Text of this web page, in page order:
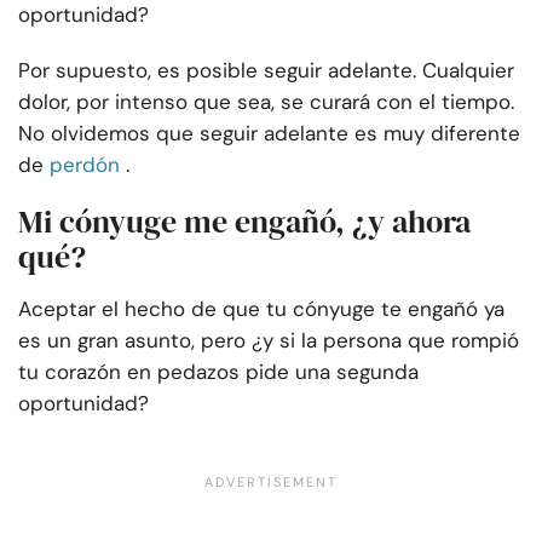
oportunidad?
Por supuesto, es posible seguir adelante. Cualquier
dolor, por intenso que sea, se curará con el tiempo.
No olvidemos que seguir adelante es muy diferente
de perdón .
Mi cónyuge me engañó, ¿y ahora
qué?
Aceptar el hecho de que tu cónyuge te engañó ya
es un gran asunto, pero ¿y si la persona que rompió
tu corazón en pedazos pide una segunda
oportunidad?